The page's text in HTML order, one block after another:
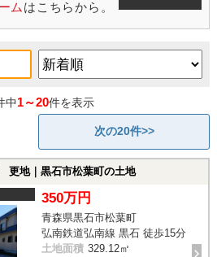
ム はこちらから。
中1～20件を表示
次の20件>>
地｜黒石市松葉町の土地
350万円
青森県黒石市松葉町
弘南鉄道弘南線 黒石 徒歩15分
土地面積 329.12㎡